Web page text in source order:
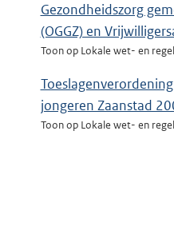
Gezondheidszorg
(OGGZ) en
Toon op Lokale wet- en
jongeren Zaanstad
Toon op Lokale wet- en